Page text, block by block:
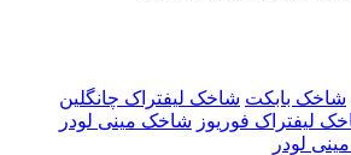
شاخک بابکت شاخک لیفتراک چانگلین
لیفتراک فوریوز شاخک مینی لودر
لودر